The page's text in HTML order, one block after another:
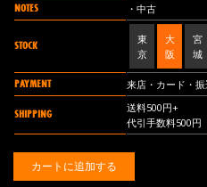
NOTES ・中古
STOCK
東
京
大
阪
宮
城
PAYMENT 来店・カード・振
SHIPPING
送料500円+
代引手数料500円